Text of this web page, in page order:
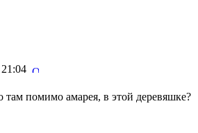
там помимо амарея, в этой деревяшке?